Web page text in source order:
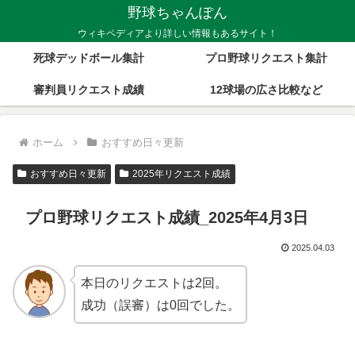
野球ちゃんぽん
ウィキペディアより詳しい情報もあるサイト！
死球デッドボール集計 プロ野球リクエスト集計
審判員リクエスト成績 12球場の広さ比較など
ホーム おすすめ日々更新
おすすめ日々更新 2025年リクエスト成績
プロ野球リクエスト成績_2025年4月3日
2025.04.03
本日のリクエストは2回。
成功（誤審）は0回でした。